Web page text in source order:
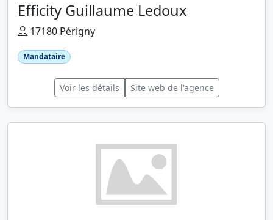
Efficity Guillaume Ledoux
17180 Périgny
Mandataire
Voir les détails Site web de l'agence